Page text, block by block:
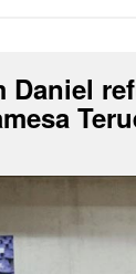
Daniel